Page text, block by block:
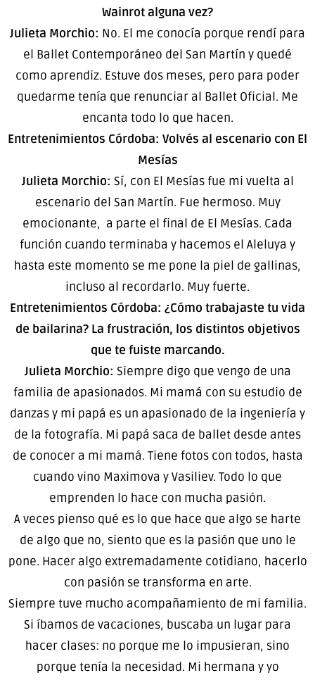
Wainrot alguna vez?
Julieta Morchio: No. El me conocía porque rendí para
el Ballet Contemporáneo del San Martín y quedé
como aprendiz. Estuve dos meses, pero para poder
quedarme tenía que renunciar al Ballet Oficial. Me
encanta todo lo que hacen.
Entretenimientos Córdoba: Volvés al escenario con El
Mesías
Julieta Morchio: Sí, con El Mesías fue mi vuelta al
escenario del San Martín. Fue hermoso. Muy
emocionante, a parte el final de El Mesías. Cada
función cuando terminaba y hacemos el Aleluya y
hasta este momento se me pone la piel de gallinas,
incluso al recordarlo. Muy fuerte.
Entretenimientos Córdoba: ¿Cómo trabajaste tu vida
de bailarina? La frustración, los distintos objetivos
que te fuiste marcando.
Julieta Morchio: Siempre digo que vengo de una
familia de apasionados. Mi mamá con su estudio de
danzas y mi papá es un apasionado de la ingeniería y
de la fotografía. Mi papá saca de ballet desde antes
de conocer a mi mamá. Tiene fotos con todos, hasta
cuando vino Maximova y Vasiliev. Todo lo que
emprenden lo hace con mucha pasión.
A veces pienso qué es lo que hace que algo se harte
de algo que no, siento que es la pasión que uno le
pone. Hacer algo extremadamente cotidiano, hacerlo
con pasión se transforma en arte.
Siempre tuve mucho acompañamiento de mi familia.
Si íbamos de vacaciones, buscaba un lugar para
hacer clases: no porque me lo impusieran, sino
porque tenía la necesidad. Mi hermana y yo